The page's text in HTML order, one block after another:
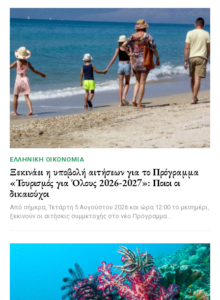
ΕΛΛΗΝΙΚΉ ΟΙΚΟΝΟΜΊΑ
Ξεκινάει η υποβολή αιτήσεων για το Πρόγραμμα
«Τουρισμός για Όλους 2026-2027»: Ποιοι οι
δικαιούχοι
Από σήμερα, Τετάρτη 5 Αυγούστου 2026 και ώρα 12:00 το μεσημέρι,
ξεκινούν οι αιτήσεις συμμετοχής στο νέο Πρόγραμμα...